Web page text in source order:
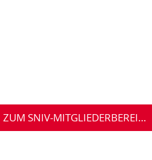
ZUM SNIV-MITGLIEDERBEREICH